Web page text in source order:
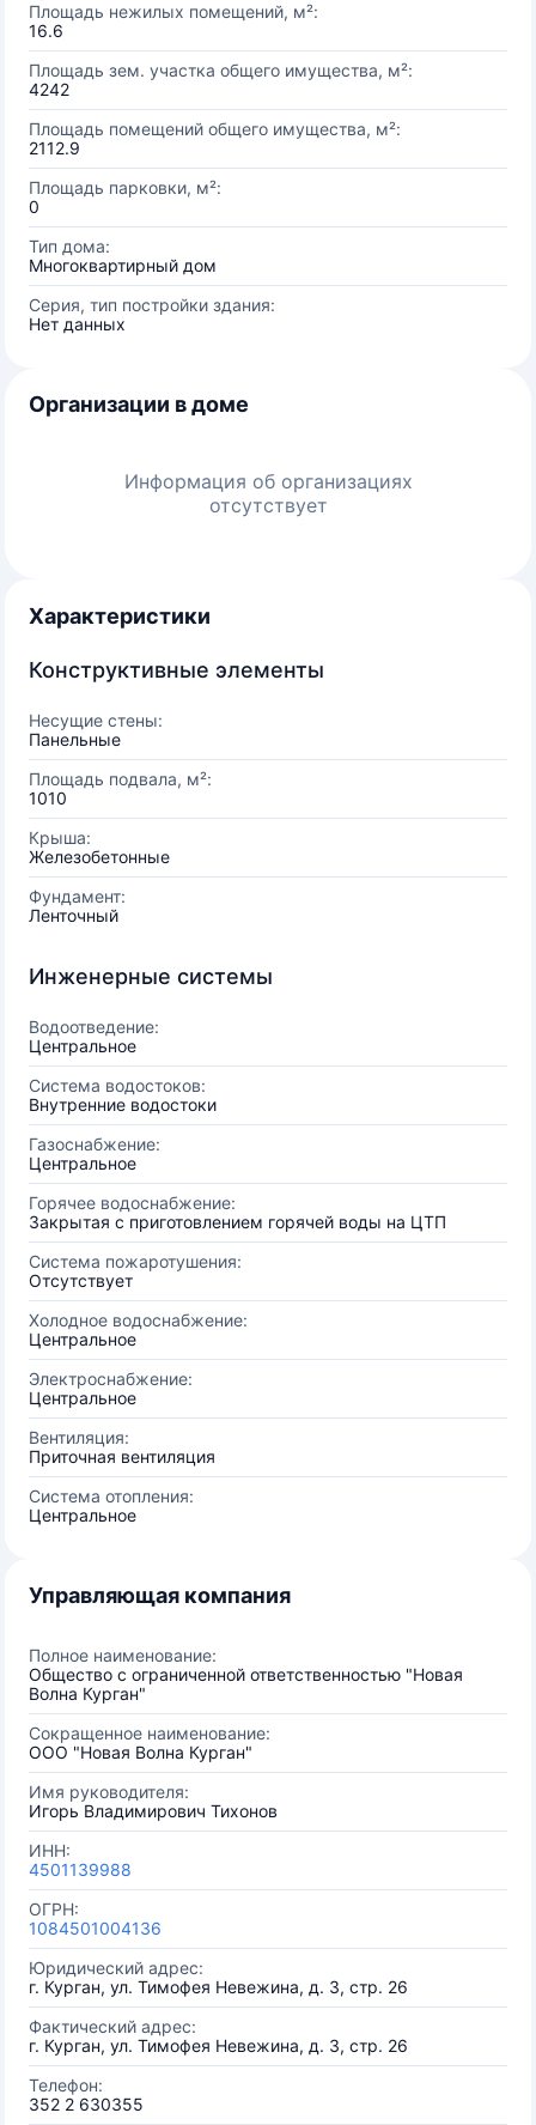
Площадь нежилых помещений, м²:
16.6
Площадь зем. участка общего имущества, м²:
4242
Площадь помещений общего имущества, м²:
2112.9
Площадь парковки, м²:
0
Тип дома:
Многоквартирный дом
Серия, тип постройки здания:
Нет данных
Организации в доме
Информация об организациях
отсутствует
Характеристики
Конструктивные элементы
Несущие стены:
Панельные
Площадь подвала, м²:
1010
Крыша:
Железобетонные
Фундамент:
Ленточный
Инженерные системы
Водоотведение:
Центральное
Система водостоков:
Внутренние водостоки
Газоснабжение:
Центральное
Горячее водоснабжение:
Закрытая с приготовлением горячей воды на ЦТП
Система пожаротушения:
Отсутствует
Холодное водоснабжение:
Центральное
Электроснабжение:
Центральное
Вентиляция:
Приточная вентиляция
Система отопления:
Центральное
Управляющая компания
Полное наименование:
Общество с ограниченной ответственностью "Новая
Волна Курган"
Сокращенное наименование:
ООО "Новая Волна Курган"
Имя руководителя:
Игорь Владимирович Тихонов
ИНН:
4501139988
ОГРН:
1084501004136
Юридический адрес:
г. Курган, ул. Тимофея Невежина, д. 3, стр. 26
Фактический адрес:
г. Курган, ул. Тимофея Невежина, д. 3, стр. 26
Телефон:
352 2 630355